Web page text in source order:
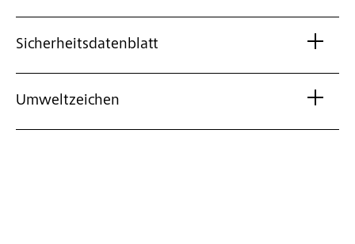
Sicherheitsdatenblatt
Umweltzeichen